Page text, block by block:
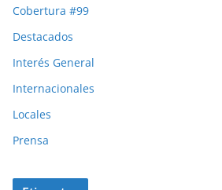
Cobertura #99
Destacados
Interés General
Internacionales
Locales
Prensa